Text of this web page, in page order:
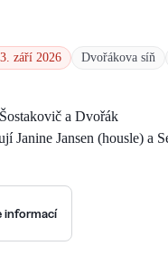
září 2026 Dvořákova síň
a Dvořák
Janine Jansen (housle) a
informací